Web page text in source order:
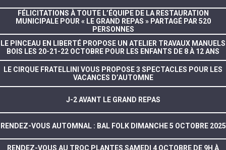
FÉLICITATIONS À TOUTE L’ÉQUIPE DE LA RESTAURATION
MUNICIPALE POUR « LE GRAND REPAS » PARTAGÉ PAR 520
PERSONNES
LE PINCEAU EN LIBERTÉ PROPOSE UN ATELIER TRAVAUX MANUELS
BOIS LES 20-21-22 OCTOBRE POUR LES ENFANTS DE 8 À 12 ANS
LE CIRQUE FRATELLINI VOUS PROPOSE 3 SPECTACLES POUR LES
VACANCES D’AUTOMNE
J-2 AVANT LE GRAND REPAS
RENDEZ-VOUS AUTOMNAL : BAL FOLK DIMANCHE 5 OCTOBRE 2025
RENDEZ-VOUS AU TROC PLANTES SAMEDI 4 OCTOBRE DE 9H À